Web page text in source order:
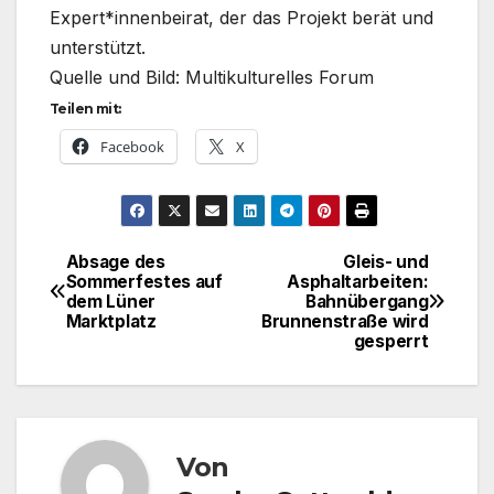
Expert*innenbeirat, der das Projekt berät und
unterstützt.
Quelle und Bild: Multikulturelles Forum
Teilen mit:
Facebook X
BeitragsnavigationGleis- und
Asphaltarbeiten:
Bahnübergang
Brunnenstraße wird
gesperrt
Absage des
Sommerfestes auf
dem Lüner
Marktplatz
Von